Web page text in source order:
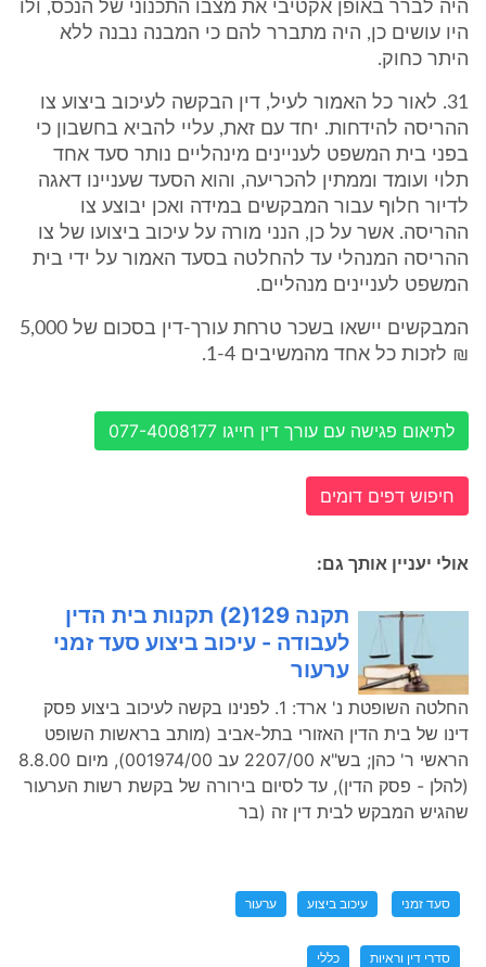
היה לברר באופן אקטיבי את מצבו התכנוני של הנכס, ולו
היו עושים כן, היה מתברר להם כי המבנה נבנה ללא
היתר כחוק.
31. לאור כל האמור לעיל, דין הבקשה לעיכוב ביצוע צו
ההריסה להידחות. יחד עם זאת, עליי להביא בחשבון כי
בפני בית המשפט לעניינים מינהליים נותר סעד אחד
תלוי ועומד וממתין להכריעה, והוא הסעד שעניינו דאגה
לדיור חלוף עבור המבקשים במידה ואכן יבוצע צו
ההריסה. אשר על כן, הנני מורה על עיכוב ביצועו של צו
ההריסה המנהלי עד להחלטה בסעד האמור על ידי בית
המשפט לעניינים מנהליים.
המבקשים יישאו בשכר טרחת עורך-דין בסכום של 5,000
₪ לזכות כל אחד מהמשיבים 1-4.
לתיאום פגישה עם עורך דין חייגו 077-4008177
חיפוש דפים דומים
אולי יעניין אותך גם:
תקנה 129(2) תקנות בית הדין
לעבודה - עיכוב ביצוע סעד זמני
ערעור
החלטה השופטת נ' ארד: 1. לפנינו בקשה לעיכוב ביצוע פסק
דינו של בית הדין האזורי בתל-אביב (מותב בראשות השופט
הראשי ר' כהן; בש"א 2207/00 עב 001974/00), מיום 8.8.00
(להלן - פסק הדין), עד לסיום בירורה של בקשת רשות הערעור
שהגיש המבקש לבית דין זה (בר
סעד זמני עיכוב ביצוע ערעור
סדרי דין וראיות כללי